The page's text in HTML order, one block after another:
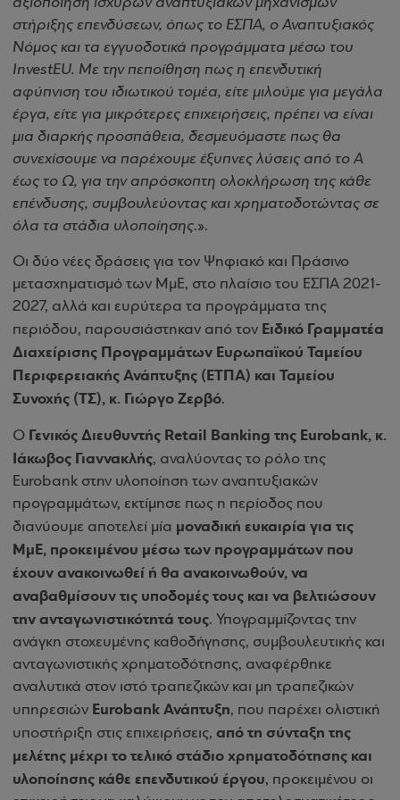
στήριξης επενδύσεων, όπως το ΕΣΠΑ, ο Αναπτυξιακός
Νόμος και τα εγγυοδοτικά προγράμματα μέσω του
InvestEU. Με την πεποίθηση πως η επενδυτική
αφύπνιση του ιδιωτικού τομέα, είτε μιλούμε για μεγάλα
έργα, είτε για μικρότερες επιχειρήσεις, πρέπει να είναι
μια διαρκής προσπάθεια, δεσμευόμαστε πως θα
συνεχίσουμε να παρέχουμε έξυπνες λύσεις από το Α
έως το Ω, για την απρόσκοπτη ολοκλήρωση της κάθε
επένδυσης, συμβουλεύοντας και χρηματοδοτώντας σε
όλα τα στάδια υλοποίησης.».
Οι δύο νέες δράσεις για τον Ψηφιακό και Πράσινο
μετασχηματισμό των ΜμΕ, στο πλαίσιο του ΕΣΠΑ 2021-
2027, αλλά και ευρύτερα τα προγράμματα της
περιόδου, παρουσιάστηκαν από τον Ειδικό Γραμματέα
Διαχείρισης Προγραμμάτων Ευρωπαϊκού Ταμείου
Περιφερειακής Ανάπτυξης (ΕΤΠΑ) και Ταμείου
Συνοχής (ΤΣ), κ. Γιώργο Ζερβό.
Ο Γενικός Διευθυντής Retail Banking της Eurobank, κ.
Ιάκωβος Γιαννακλής, αναλύοντας το ρόλο της
Eurobank στην υλοποίηση των αναπτυξιακών
προγραμμάτων, εκτίμησε πως η περίοδος που
διανύουμε αποτελεί μία μοναδική ευκαιρία για τις
ΜμΕ, προκειμένου μέσω των προγραμμάτων που
έχουν ανακοινωθεί ή θα ανακοινωθούν, να
αναβαθμίσουν τις υποδομές τους και να βελτιώσουν
την ανταγωνιστικότητά τους. Υπογραμμίζοντας την
ανάγκη στοχευμένης καθοδήγησης, συμβουλευτικής και
ανταγωνιστικής χρηματοδότησης, αναφέρθηκε
αναλυτικά στον ιστό τραπεζικών και μη τραπεζικών
υπηρεσιών Eurobank Ανάπτυξη, που παρέχει ολιστική
υποστήριξη στις επιχειρήσεις, από τη σύνταξη της
μελέτης μέχρι το τελικό στάδιο χρηματοδότησης και
υλοποίησης κάθε επενδυτικού έργου, προκειμένου οι